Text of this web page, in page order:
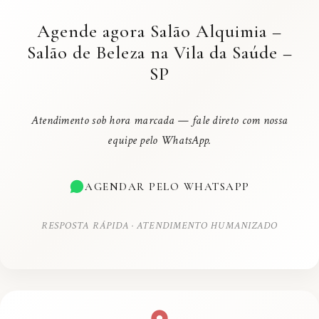
Agende agora Salão Alquimia –
Salão de Beleza na Vila da Saúde –
SP
Atendimento sob hora marcada — fale direto com nossa
equipe pelo WhatsApp.
AGENDAR PELO WHATSAPP
RESPOSTA RÁPIDA · ATENDIMENTO HUMANIZADO